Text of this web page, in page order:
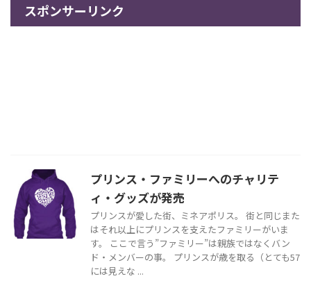
スポンサーリンク
プリンス・ファミリーへのチャリテ
ィ・グッズが発売
プリンスが愛した街、ミネアポリス。 街と同じまた
はそれ以上にプリンスを支えたファミリーがいま
す。 ここで言う”ファミリー”は親族ではなくバン
ド・メンバーの事。 プリンスが歳を取る（とても57
には見えな ...